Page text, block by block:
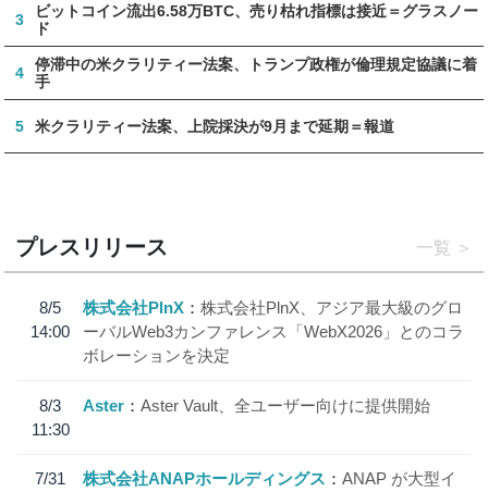
3
ビットコイン流出6.58万BTC、売り枯れ指標は接近＝グラスノー
ド
4
停滞中の米クラリティー法案、トランプ政権が倫理規定協議に着
手
5 米クラリティー法案、上院採決が9月まで延期＝報道
プレスリリース 一覧
8/5
14:00
株式会社PlnX
株式会社PlnX、アジア最大級のグロ
ーバルWeb3カンファレンス「WebX2026」とのコラ
ボレーションを決定
8/3
11:30
Aster Aster Vault、全ユーザー向けに提供開始
7/31
株式会社ANAPホールディングス
ANAP が大型イ